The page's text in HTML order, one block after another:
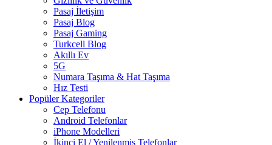
Pasaj İletişim
Pasaj Blog
Pasaj Gaming
Turkcell Blog
Akıllı Ev
5G
Numara Taşıma & Hat Taşıma
Hız Testi
Popüler Kategoriler
Cep Telefonu
Android Telefonlar
iPhone Modelleri
İkinci El / Yenilenmiş Telefonlar